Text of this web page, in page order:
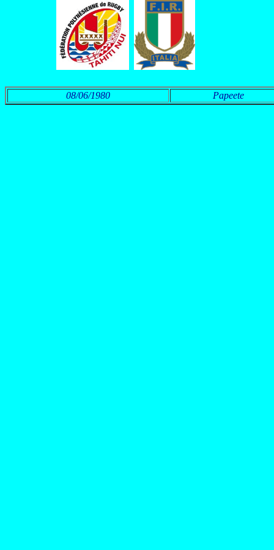
08/06/1980 Papeete